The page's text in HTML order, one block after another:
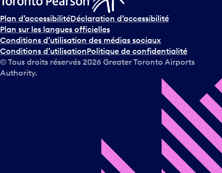
s
u
r
l
e
c
a
Plan d’accessibilitéDéclaration d’accessibilité
Plan sur les langues officielles
Conditions d’utilisation des médias sociaux
Conditions d’utilisationPolitique de confidentialité
© Tous droits réservés 2026 Greater Toronto Airports
Authority.